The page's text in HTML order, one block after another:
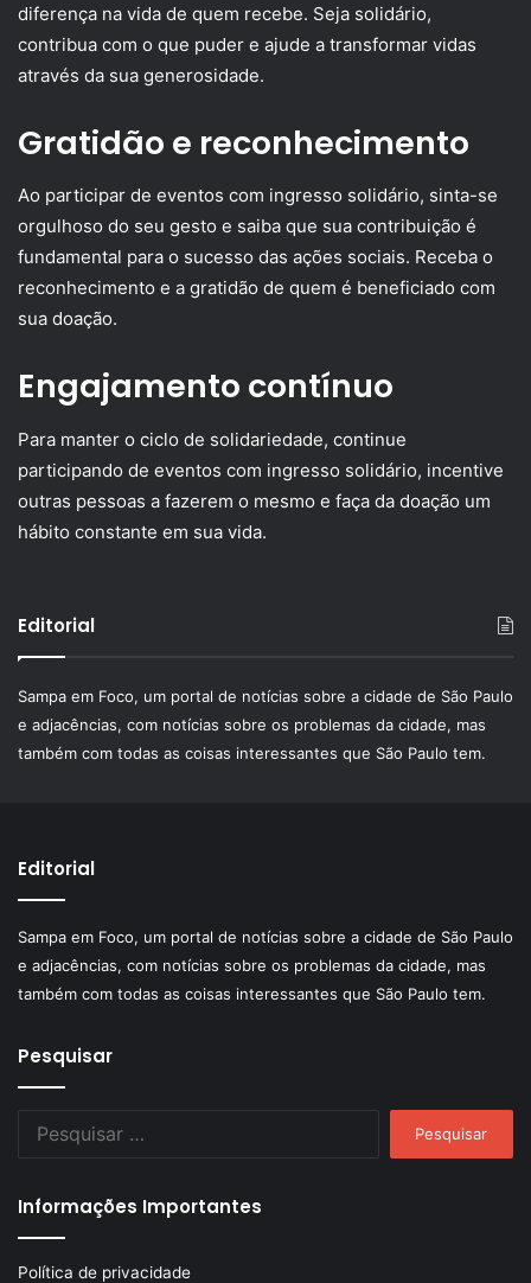
diferença na vida de quem recebe. Seja solidário,
contribua com o que puder e ajude a transformar vidas
através da sua generosidade.
Gratidão e reconhecimento
Ao participar de eventos com ingresso solidário, sinta-se
orgulhoso do seu gesto e saiba que sua contribuição é
fundamental para o sucesso das ações sociais. Receba o
reconhecimento e a gratidão de quem é beneficiado com
sua doação.
Engajamento contínuo
Para manter o ciclo de solidariedade, continue
participando de eventos com ingresso solidário, incentive
outras pessoas a fazerem o mesmo e faça da doação um
hábito constante em sua vida.
Editorial
Sampa em Foco, um portal de notícias sobre a cidade de São Paulo
e adjacências, com notícias sobre os problemas da cidade, mas
também com todas as coisas interessantes que São Paulo tem.
Editorial
Sampa em Foco, um portal de notícias sobre a cidade de São Paulo
e adjacências, com notícias sobre os problemas da cidade, mas
também com todas as coisas interessantes que São Paulo tem.
Pesquisar
Informações Importantes
Política de privacidade